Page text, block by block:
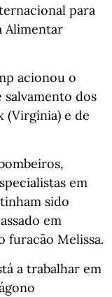
para
Alimentar
acionou o
salvamento dos
(Virgínia) e de
em
sido
em
furacão Melissa.
a trabalhar em